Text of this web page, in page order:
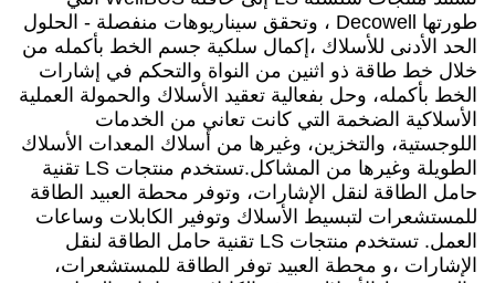
طورتها Decowell ، وتحقق سيناريوهات منفصلة - الحلول
الحد الأدنى للأسلاك ،إكمال سلكية جسم الخط بأكمله من
خلال خط طاقة ذو اثنين من النواة والتحكم في إشارات
الخط بأكمله، وحل بفعالية تعقيد الأسلاك والحمولة العملية
الأسلاكية الضخمة التي كانت تعاني من الخدمات
اللوجستية، والتخزين، وغيرها من أسلاك المعدات الأسلاك
الطويلة وغيرها من المشاكل.تستخدم منتجات LS تقنية
حامل الطاقة لنقل الإشارات، وتوفر محطة العبيد الطاقة
للمستشعرات لتبسيط الأسلاك وتوفير الكابلات وساعات
العمل. تستخدم منتجات LS تقنية حامل الطاقة لنقل
الإشارات ،و محطة العبيد توفر الطاقة للمستشعرات،